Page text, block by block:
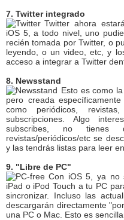
7. Twitter integrado
Twitter ahora
iOS 5, a todo nivel, uno
recién tomada por Twitter, o
leyendo, o un video, etc, y
acceso a integrar a Twitter
8. Newsstand
Esto es como
pero creada
como periódicos,
subscripciones. Algo
subscribes, no
revistas/periódicos/etc se
y las tendrás listas para leer
9. "Libre de PC"
Con iOS 5, ya no
iPad o iPod Touch a tu PC
sincronizar. Incluso las
descargarán directamente
una PC o Mac. Esto es